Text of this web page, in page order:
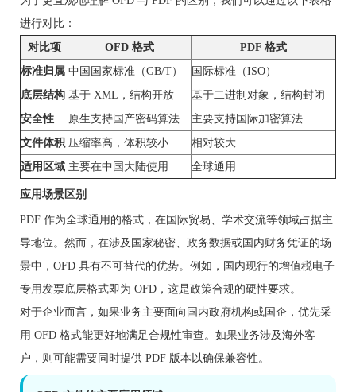
进行对比：
对比项
OFD 格式
PDF 格式
标准归属 中国国家标准（GB/T）
国际标准（ISO）
底层结构 基于 XML，结构开放
基于二进制对象，结构封闭
安全性
原生支持国产密码算法
主要支持国际加密算法
文件体积 压缩率高，体积较小
相对较大
适用区域 主要在中国大陆使用 全球通用
应用场景区别
PDF 作为全球通用的格式，在国际贸易、学术交流等领域占据主
导地位。然而，在涉及国家秘密、政务数据或国内财务凭证的场
景中，OFD 具有不可替代的优势。例如，国内现行的增值税电子
专用发票底层格式即为 OFD，这是政策合规的硬性要求。
对于企业而言，如果业务主要面向国内政府机构或国企，优先采
用 OFD 格式能更好地满足合规性审查。如果业务涉及海外客
户，则可能需要同时提供 PDF 版本以确保兼容性。